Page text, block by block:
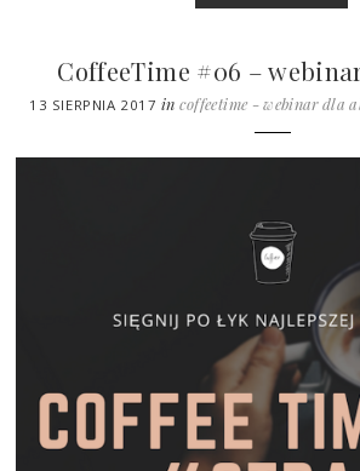
CoffeeTime #06 –
Absolwentów
13 SIERPNIA 2017 in coffeetime - webinar dla
academy